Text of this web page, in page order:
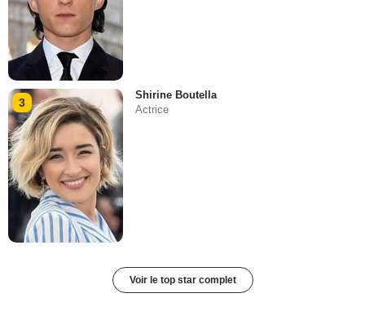
3
Shirine Boutella
Actrice
Voir le top star complet